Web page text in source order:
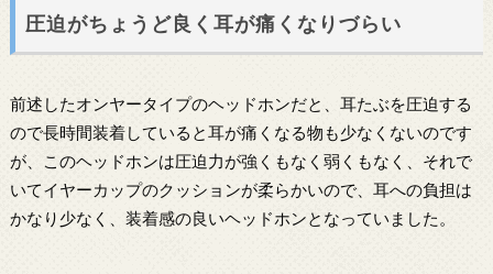
圧迫がちょうど良く耳が痛くなりづらい
前述したオンヤータイプのヘッドホンだと、耳たぶを圧迫する
ので長時間装着していると耳が痛くなる物も少なくないのです
が、このヘッドホンは圧迫力が強くもなく弱くもなく、それで
いてイヤーカップのクッションが柔らかいので、耳への負担は
かなり少なく、装着感の良いヘッドホンとなっていました。